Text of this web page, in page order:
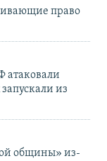
право
атаковали
из
общины» из-